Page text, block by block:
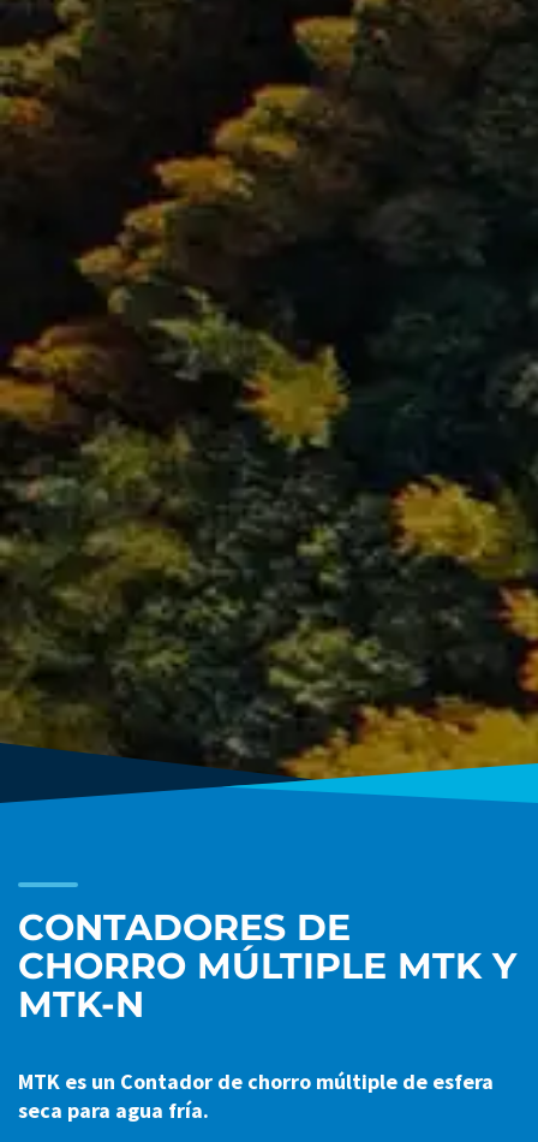
CONTADORES DE
CHORRO MÚLTIPLE MTK Y
MTK-N
MTK es un Contador de chorro múltiple de esfera
seca para agua fría.